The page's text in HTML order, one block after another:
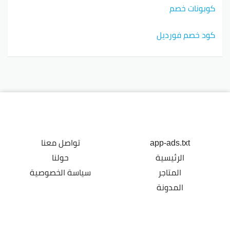
كوبونات خصم
كود خصم فورديل
app-ads.txt
الرئيسية
المتاجر
المدونة
تواصل معنا
حولنا
سياسة الخصوصية